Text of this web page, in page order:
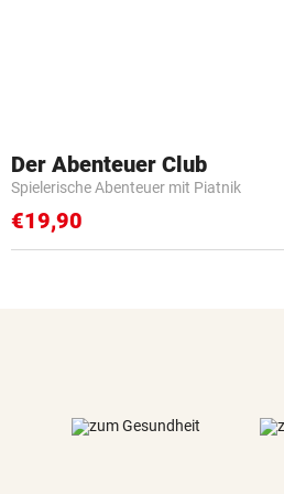
Der Abenteuer Club
Spielerische Abenteuer mit Piatnik
€19,90